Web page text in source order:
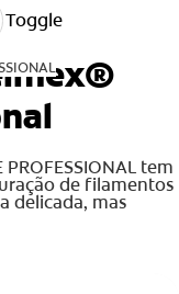
CONSUMIDORES
PT (PT)
INICIAR SESSÃO
Toggle
PROFESSIONAL tem
de filamentos
delicada, mas